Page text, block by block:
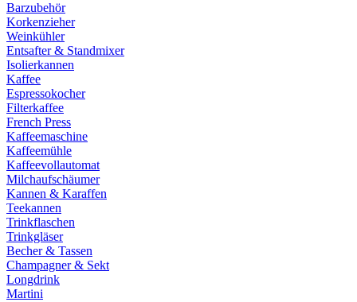
Barzubehör
Korkenzieher
Weinkühler
Entsafter & Standmixer
Isolierkannen
Kaffee
Espressokocher
Filterkaffee
French Press
Kaffeemaschine
Kaffeemühle
Kaffeevollautomat
Milchaufschäumer
Kannen & Karaffen
Teekannen
Trinkflaschen
Trinkgläser
Becher & Tassen
Champagner & Sekt
Longdrink
Martini